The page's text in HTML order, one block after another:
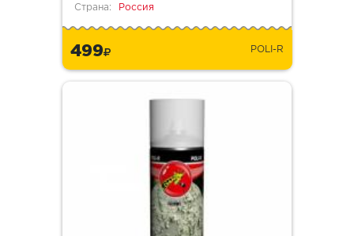
Страна:
Россия
499 POLI-R